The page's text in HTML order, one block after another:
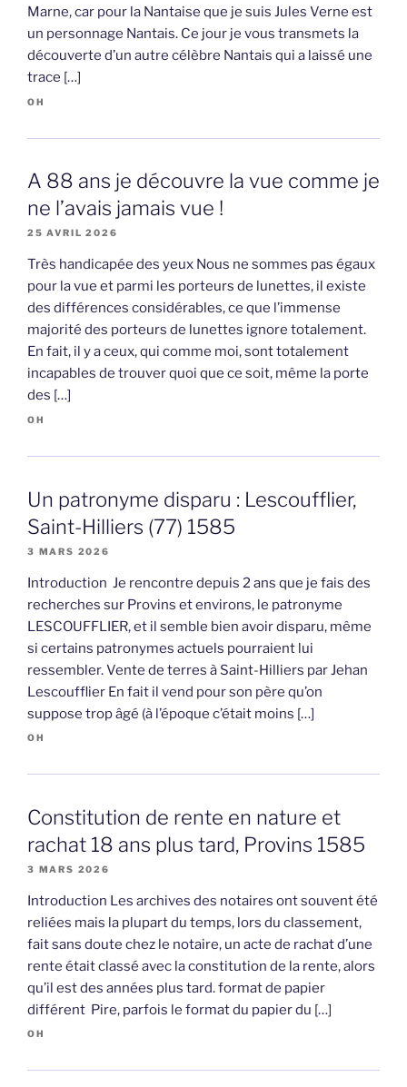
Marne, car pour la Nantaise que je suis Jules Verne est
un personnage Nantais. Ce jour je vous transmets la
découverte d’un autre célèbre Nantais qui a laissé une
trace […]
OH
A 88 ans je découvre la vue comme je
ne l’avais jamais vue !
25 AVRIL 2026
Très handicapée des yeux Nous ne sommes pas égaux
pour la vue et parmi les porteurs de lunettes, il existe
des différences considérables, ce que l’immense
majorité des porteurs de lunettes ignore totalement.
En fait, il y a ceux, qui comme moi, sont totalement
incapables de trouver quoi que ce soit, même la porte
des […]
OH
Un patronyme disparu : Lescoufflier,
Saint-Hilliers (77) 1585
3 MARS 2026
Introduction Je rencontre depuis 2 ans que je fais des
recherches sur Provins et environs, le patronyme
LESCOUFFLIER, et il semble bien avoir disparu, même
si certains patronymes actuels pourraient lui
ressembler. Vente de terres à Saint-Hilliers par Jehan
Lescoufflier En fait il vend pour son père qu’on
suppose trop âgé (à l’époque c’était moins […]
OH
Constitution de rente en nature et
rachat 18 ans plus tard, Provins 1585
3 MARS 2026
Introduction Les archives des notaires ont souvent été
reliées mais la plupart du temps, lors du classement,
fait sans doute chez le notaire, un acte de rachat d’une
rente était classé avec la constitution de la rente, alors
qu’il est des années plus tard. format de papier
différent Pire, parfois le format du papier du […]
OH